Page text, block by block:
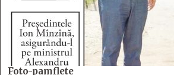
Foto-pamflete